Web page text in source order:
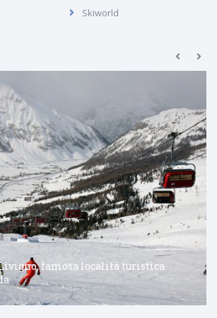
Skiworld
famosa località turistica